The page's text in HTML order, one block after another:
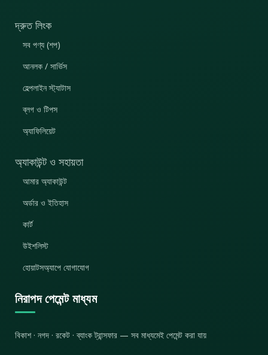
দ্রুত লিংক
সব পণ্য (শপ)
আনলক / সার্ভিস
হেল্পলাইন স্ট্যাটাস
ব্লগ ও টিপস
অ্যাফিলিয়েট
অ্যাকাউন্ট ও সহায়তা
আমার অ্যাকাউন্ট
অর্ডার ও ইতিহাস
কার্ট
উইশলিস্ট
হোয়াটসঅ্যাপে যোগাযোগ
নিরাপদ পেমেন্ট মাধ্যম
বিকাশ · নগদ · রকেট · ব্যাংক ট্রান্সফার — সব মাধ্যমেই পেমেন্ট করা যায়